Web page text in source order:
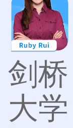
剑桥
大学